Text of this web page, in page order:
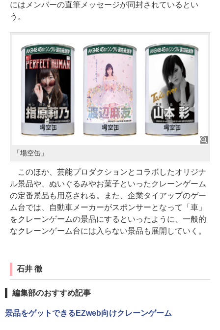
にはメンバーの直筆メッセージが同封されているとい
う。
「場空缶」
このほか、芸能プロダクションとコラボしたオリジナ
ル景品や、ぬいぐるみやお菓子といったクレーンゲーム
の定番景品も用意される。また、企業タイアップのゲー
ム台では、自動車メーカーがスポンサーとなって「車」
をクレーンゲームの景品にするといったように、一般的
なクレーンゲーム台には入らない景品も展開していく。
石井 徹
編集部のおすすめ記事
景品をゲットできるEZweb向けクレーンゲーム